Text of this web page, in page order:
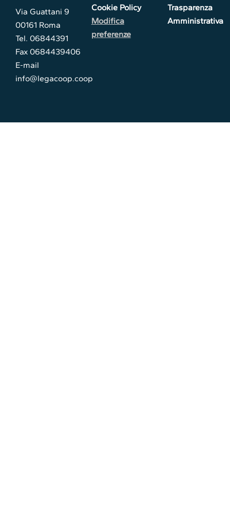
Via Guattani 9
00161 Roma
Tel. 06844391
Fax 0684439406
E-mail
info@legacoop.coop
Cookie Policy
Modifica
preferenze
Trasparenza
Amministrativa